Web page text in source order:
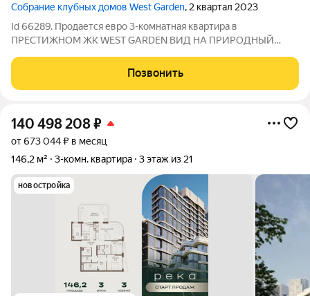
Cобрание клубных домов West Garden, 2 квартал 2023
Id 66289. Продается евро 3-комнатная квартира в
ПРЕСТИЖНОМ ЖК WEST GARDEN ВИД НА ПРИРОДНЫЙ
кухня-гостиная, 2 изолированные комнаты, 2 санузла. Высота
потолков 3.28 метра О ЖИЛОМ КОМПЛЕКСЕ: Жилой
Позвонить
140 498 208₽
от 673 044 ₽ в месяц
146,2 м²
3-комн. квартира 3 этаж из 21
новостройка